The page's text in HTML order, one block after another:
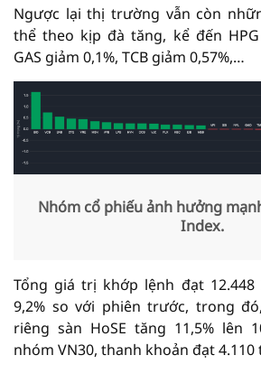
Ngược lại thị trường vẫn còn
thể theo kịp đà tăng, kể đến HPG
GAS giảm 0,1%, TCB giảm 0,57%,…
Nhóm cổ phiếu ảnh hưởng
Index.
Tổng giá trị khớp lệnh đạt
9,2% so với phiên trước, trong
riêng sàn HoSE tăng 11,5% lên
nhóm VN30, thanh khoản đạt 4.110